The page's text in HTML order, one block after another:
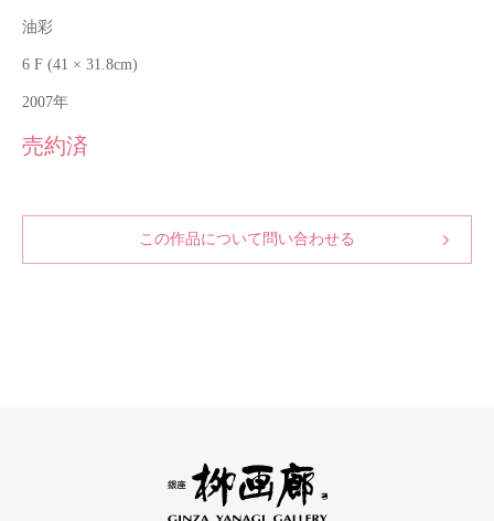
油彩
6 F (41 × 31.8cm)
2007年
売約済
この作品について問い合わせる